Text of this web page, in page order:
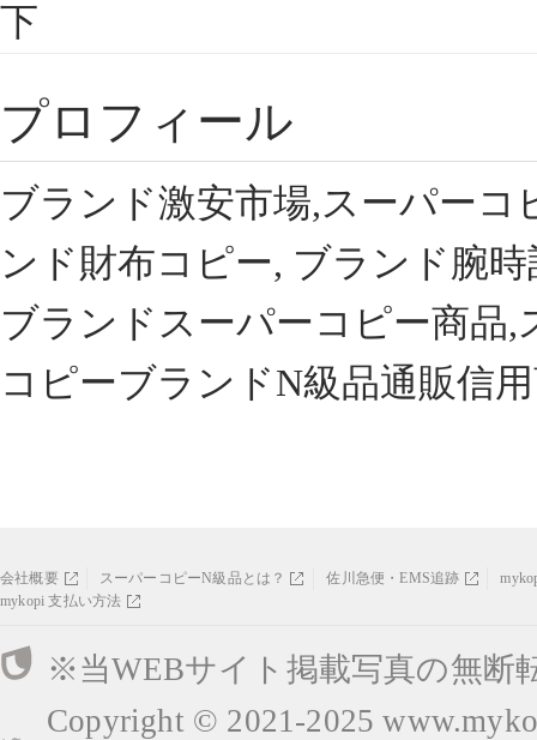
下
プロフィール
ブランド激安市場,スーパー
ンド財布コピー, ブランド腕
ブランドスーパーコピー商品
コピーブランドN級品通販信
会社概要 スーパーコピーN級品とは？ 佐川急便・EMS追跡
mykopi 支払い方法
※当WEBサイト掲載写真の無断
Copyright © 2021-2025